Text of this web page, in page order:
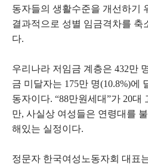
동자들의 생활수준을 개선하기
결과적으로 성별 임금격차를 축
다.
우리나라 저임금 계층은 432만
금 미달자는 175만 명(10.8%)에
동자이다. “88만원세대”가 20대
만, 사실상 여성들은 연령대를
해있는 실정이다.
정문자 한국여성노동자회 대표